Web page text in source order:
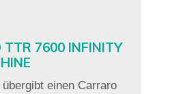
TTR 7600 INFINITY
einen Carraro